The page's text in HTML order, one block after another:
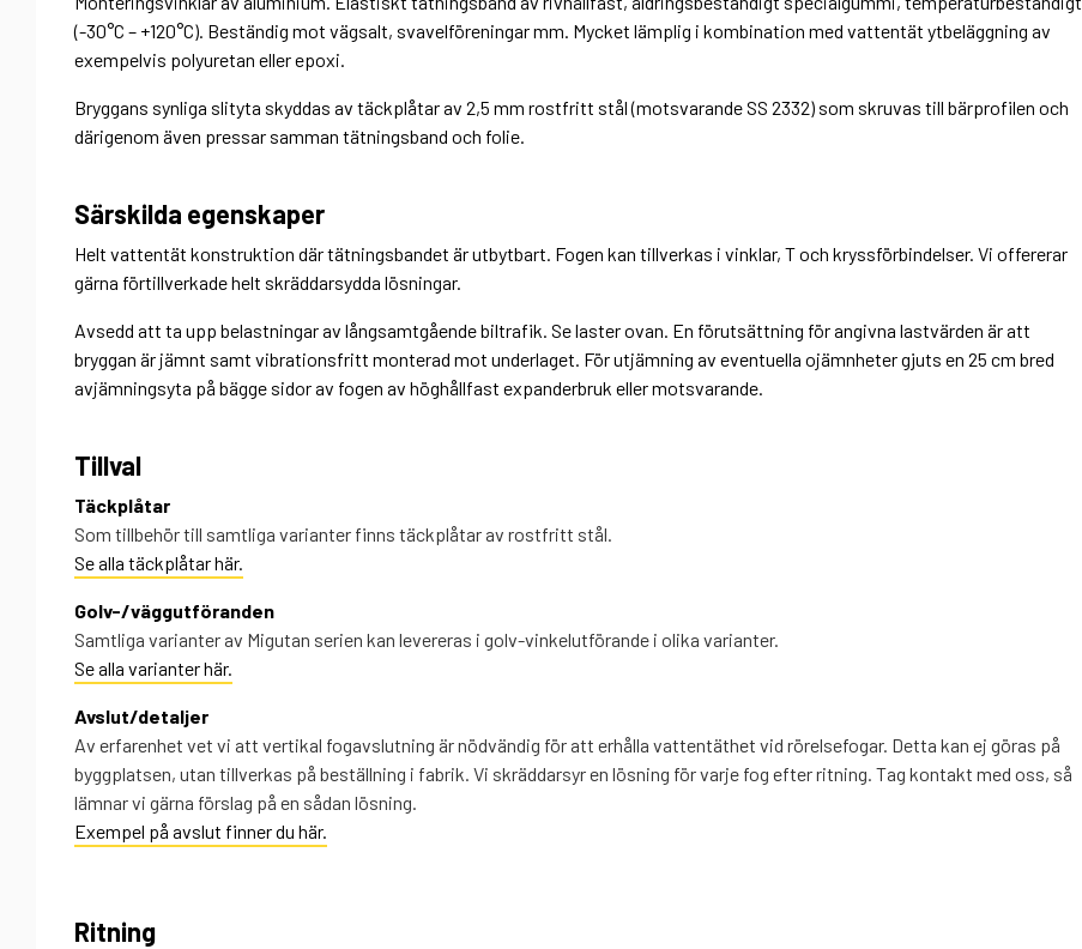
(-30°C – +120°C). Beständig mot vägsalt, svavelföreningar mm. Mycket lämplig i kombination med vattentät ytbeläggning av
exempelvis polyuretan eller epoxi.
Bryggans synliga slityta skyddas av täckplåtar av 2,5 mm rostfritt stål (motsvarande SS 2332) som skruvas till bärprofilen och
därigenom även pressar samman tätningsband och folie.
Särskilda egenskaper
Helt vattentät konstruktion där tätningsbandet är utbytbart. Fogen kan tillverkas i vinklar, T och kryssförbindelser. Vi offererar
gärna förtillverkade helt skräddarsydda lösningar.
Avsedd att ta upp belastningar av långsamtgående biltrafik. Se laster ovan. En förutsättning för angivna lastvärden är att
bryggan är jämnt samt vibrationsfritt monterad mot underlaget. För utjämning av eventuella ojämnheter gjuts en 25 cm bred
avjämningsyta på bägge sidor av fogen av höghållfast expanderbruk eller motsvarande.
Tillval
Täckplåtar
Som tillbehör till samtliga varianter finns täckplåtar av rostfritt stål.
Se alla täckplåtar här.
Golv-/väggutföranden
Samtliga varianter av Migutan serien kan levereras i golv-vinkelutförande i olika varianter.
Se alla varianter här.
Avslut/detaljer
Av erfarenhet vet vi att vertikal fogavslutning är nödvändig för att erhålla vattentäthet vid rörelsefogar. Detta kan ej göras på
byggplatsen, utan tillverkas på beställning i fabrik. Vi skräddarsyr en lösning för varje fog efter ritning. Tag kontakt med oss, så
lämnar vi gärna förslag på en sådan lösning.
Exempel på avslut finner du här.
Ritning